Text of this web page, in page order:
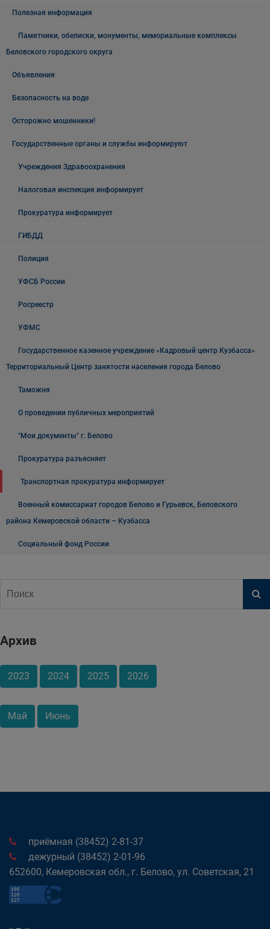
Полезная информация
Памятники, обелиски, монументы, мемориальные комплексы
Беловского городского округа
Объявления
Безопасность на воде
Осторожно мошенники!
Государственные органы и службы информируют
Учреждения Здравоохранения
Налоговая инспекция информирует
Прокуратура информирует
ГИБДД
Полиция
УФСБ России
Росреестр
УФМС
Государственное казенное учреждение «Кадровый центр Кузбасса»
Территориальный Центр занятости населения города Белово
Таможня
О проведении публичных мероприятий
"Мои документы" г. Белово
Прокуратура разъясняет
Транспортная прокуратура информирует
Военный комиссариат городов Белово и Гурьевск, Беловского
района Кемеровской области – Кузбасса
Социальный фонд России
Архив
2023 2024 2025 2026
Май Июнь
приёмная (38452) 2-81-37
дежурный (38452) 2-01-96
652600, Кемеровская обл., г. Белово, ул. Советская, 21